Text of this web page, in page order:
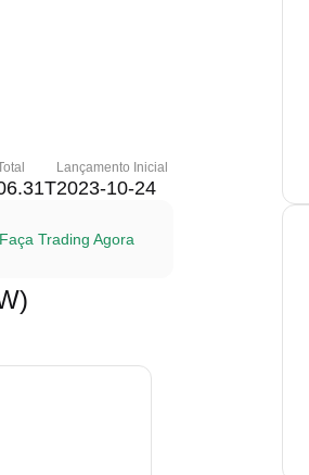
Lançamento Inicial
2023-10-24
Faça Trading Agora